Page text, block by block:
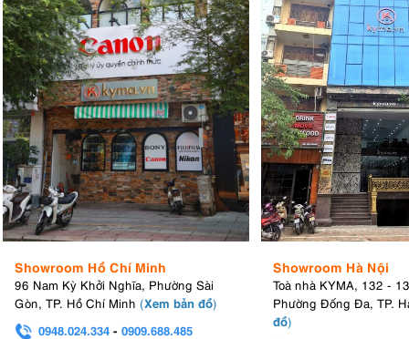
Showroom Hồ Chí Minh
96 Nam Kỳ Khởi Nghĩa, Phường Sài
Gòn, TP. Hồ Chí Minh (Xem bản đồ)
0948.024.334 - 0909.688.485
Showroom Hà Nội
Toà nhà KYMA, 132 -
Phường Đống Đa, TP.
đồ)